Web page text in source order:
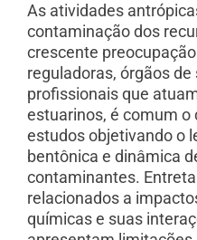
As atividades
contaminação dos
crescente
reguladoras, órgãos
profissionais que
estuarinos, é comum
estudos objetivando o
bentônica e dinâmica
contaminantes.
relacionados a
químicas e suas